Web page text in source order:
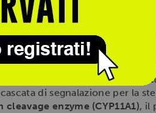
mirati, garantisce
e la protezione cellulare, con
integratori per il benessere
il suo ruolo biochimico in
attivo del sistema
periodi brevi di assunzione,
di segnalazione per la
enzyme (CYP11A1), il